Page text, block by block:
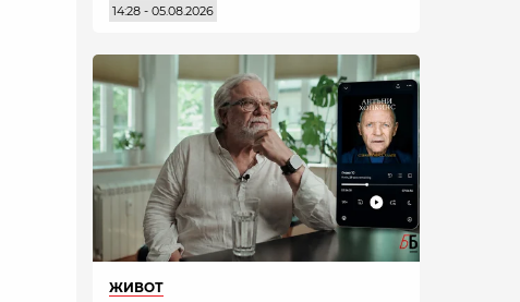
14:28 - 05.08.2026
ЖИВОТ